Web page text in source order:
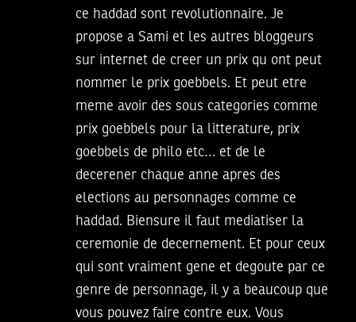
ce haddad sont revolutionnaire. Je
propose a Sami et les autres bloggeurs
sur internet de creer un prix qu ont peut
nommer le prix goebbels. Et peut etre
meme avoir des sous categories comme
prix goebbels pour la litterature, prix
goebbels de philo etc… et de le
decerener chaque anne apres des
elections au personnages comme ce
haddad. Biensure il faut mediatiser la
ceremonie de decernement. Et pour ceux
qui sont vraiment gene et degoute par ce
genre de personnage, il y a beaucoup que
vous pouvez faire contre eux. Vous